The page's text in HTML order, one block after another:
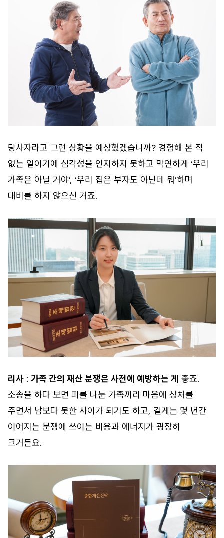
당사자라고 그런 상황을 예상했겠습니까? 경험해 본 적
없는 일이기에 심각성을 인지하지 못하고 막연하게 ‘우리
가족은 아닐 거야’, ‘우리 집은 부자도 아닌데 뭐’하며
대비를 하지 않으신 거죠.
리사 : 가족 간의 재산 분쟁은 사전에 예방하는 게 좋죠.
소송을 하다 보면 피를 나눈 가족끼리 마음에 상처를
주면서 남보다 못한 사이가 되기도 하고, 길게는 몇 년간
이어지는 분쟁에 쓰이는 비용과 에너지가 굉장히
크거든요.